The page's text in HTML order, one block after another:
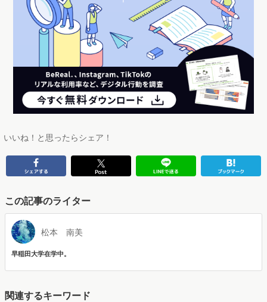
いいね！と思ったらシェア！
この記事のライター
松本 南美
早稲田大学在学中。
関連するキーワード